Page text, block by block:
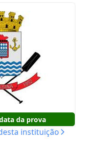
da prova
instituição